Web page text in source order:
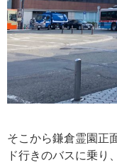
そこから鎌倉霊園正
ド行きのバスに乗り